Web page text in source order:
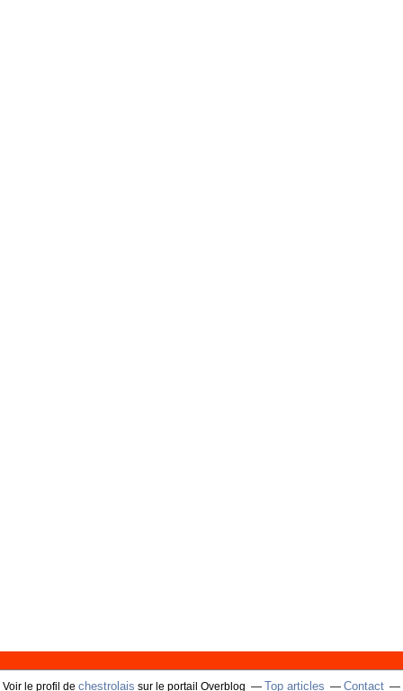
Voir le profil de chestrolais sur le portail Overblog Top articles Contact